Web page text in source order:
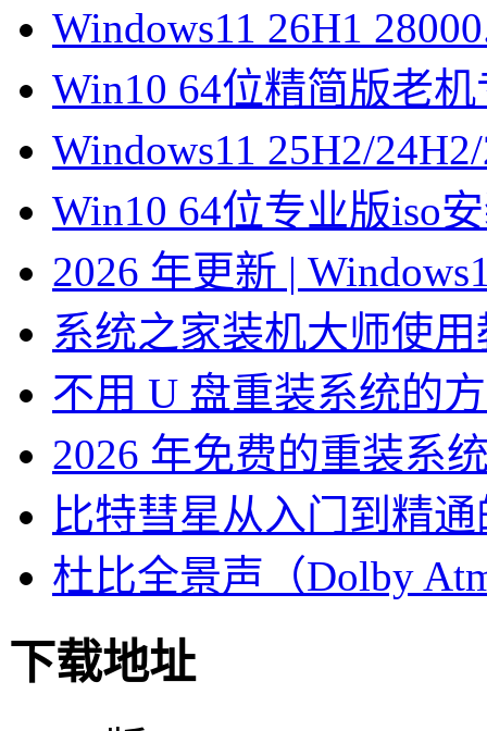
Windows11 26H1
Win10 64位精简版老
Windows11 25H2/
Win10 64位专业版iso
2026 年更新 |
系统之家装机大师使
不用 U 盘重装系统的
2026 年免费的重装系
比特彗星从入门到精
杜比全景声（Dolby
下载地址